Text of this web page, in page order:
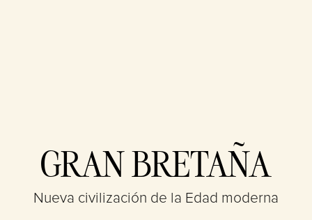
Accept
& Play
Al hacer clic en
GRAN BRETAÑA
Nueva civilización de la Edad moderna